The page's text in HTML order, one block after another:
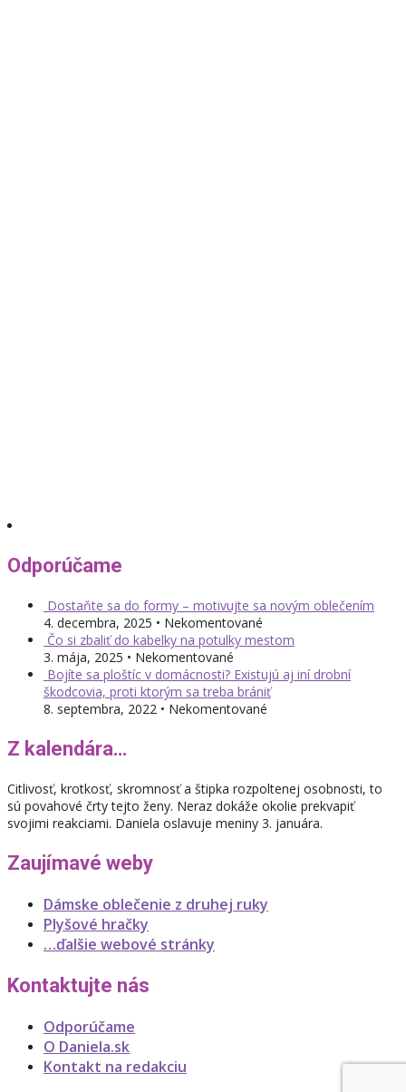
Odporúčame
Dostaňte sa do formy – motivujte sa novým oblečením
4. decembra, 2025 • Nekomentované
Čo si zbaliť do kabelky na potulky mestom
3. mája, 2025 • Nekomentované
Bojíte sa ploštíc v domácnosti? Existujú aj iní drobní
škodcovia, proti ktorým sa treba brániť
8. septembra, 2022 • Nekomentované
Z kalendára…
Citlivosť, krotkosť, skromnosť a štipka rozpoltenej osobnosti, to
sú povahové črty tejto ženy. Neraz dokáže okolie prekvapiť
svojimi reakciami. Daniela oslavuje meniny 3. januára.
Zaujímavé weby
Dámske oblečenie z druhej ruky
Plyšové hračky
…ďalšie webové stránky
Kontaktujte nás
Odporúčame
O Daniela.sk
Kontakt na redakciu